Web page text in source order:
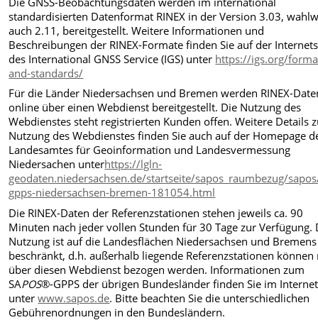
standardisierten Datenformat RINEX in der Version 3.03,
auch 2.11, bereitgestellt. Weitere Informationen und
Beschreibungen der RINEX-Formate finden Sie auf der
des International GNSS Service (IGS) unter https://igs.org/
and-standards/
Für die Länder Niedersachsen und Bremen werden RINEX-
online über einen Webdienst bereitgestellt. Die Nutzung des
Webdienstes steht registrierten Kunden offen. Weitere Details
Nutzung des Webdienstes finden Sie auch auf der Homepage
Landesamtes für Geoinformation und Landesvermessung
Niedersachen unterhttps://lgln-
geodaten.niedersachsen.de/startseite/sapos_raumbezug/
gpps-niedersachsen-bremen-181054.html
Die RINEX-Daten der Referenzstationen stehen jeweils ca. 90
Minuten nach jeder vollen Stunden für 30 Tage zur Verfügung.
Nutzung ist auf die Landesflächen Niedersachsen und Bremens
beschränkt, d.h. außerhalb liegende Referenzstationen können
über diesen Webdienst bezogen werden. Informationen zum
SAPOS®-GPPS der übrigen Bundesländer finden Sie im Internet
unterwww.sapos.de. Bitte beachten Sie die unterschiedlichen
Gebührenordnungen in den Bundesländern.